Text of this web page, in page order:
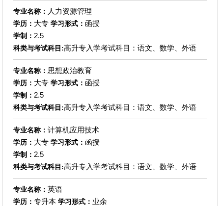
专业名称： 人力资源管理
学历： 大专 学习形式： 函授
学制： 2.5
科类与考试科目:高升专入学考试科目：语文、数学、外语
专业名称： 思想政治教育
学历： 大专 学习形式： 函授
学制： 2.5
科类与考试科目:高升专入学考试科目：语文、数学、外语
专业名称： 计算机应用技术
学历： 大专 学习形式： 函授
学制： 2.5
科类与考试科目:高升专入学考试科目：语文、数学、外语
专业名称： 英语
学历： 专升本 学习形式： 业余